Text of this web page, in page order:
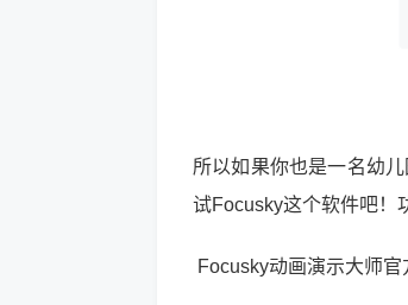
所以如果你也是一名幼
试Focusky这个软件吧！
Focusky动画演示大师官